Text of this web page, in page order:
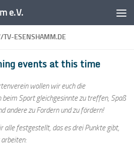
e.V.
TV-ESENSHAMM.DE
events at this time
wollen wir euch die
beim Sport gleichgesinnte zu treffen, Spaß
andere zu Fordern und zu fördern!
alle festgestellt, das es drei Punkte gibt,